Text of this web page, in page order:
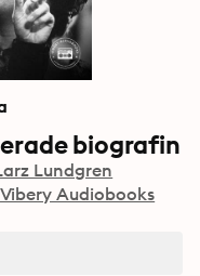
biografin
Lundgren
Vibery Audiobooks